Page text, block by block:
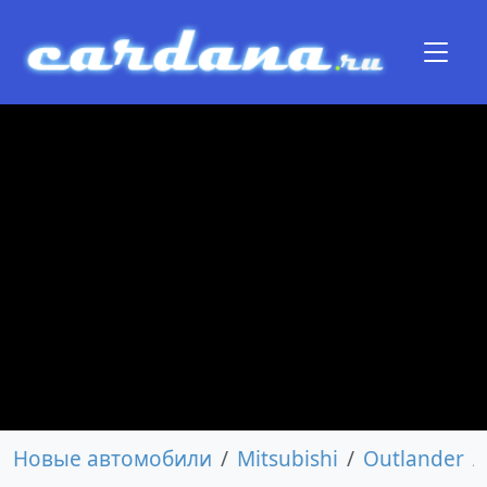
Новые автомобили Mitsubishi Outlander